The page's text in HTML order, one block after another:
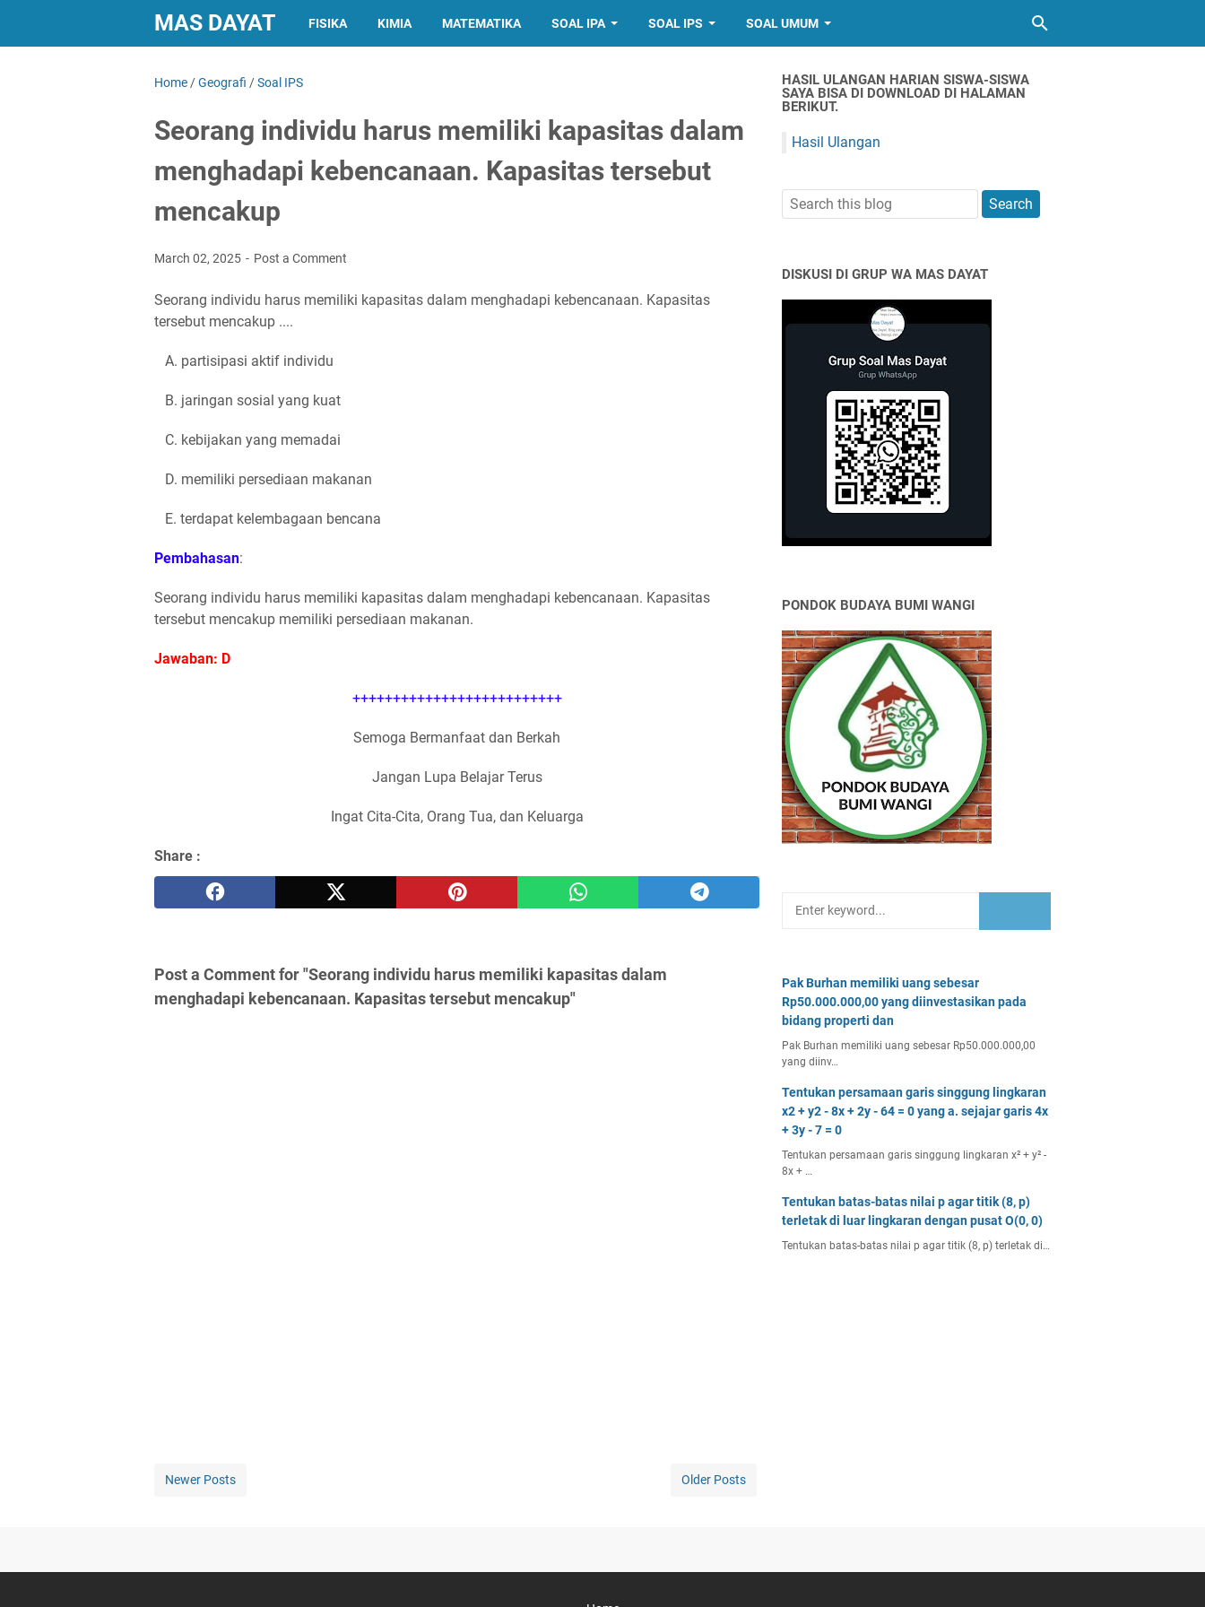
MAS DAYAT FISIKA KIMIA MATEMATIKA SOAL IPA SOAL IPS SOAL UMUM
Home /Geografi /Soal IPS
Seorang individu harus memiliki kapasitas dalam
menghadapi kebencanaan. Kapasitas tersebut
mencakup
March 02, 2025 Post a Comment
Seorang individu harus memiliki kapasitas dalam menghadapi kebencanaan. Kapasitas
tersebut mencakup ....
A. partisipasi aktif individu
B. jaringan sosial yang kuat
C. kebijakan yang memadai
D. memiliki persediaan makanan
E. terdapat kelembagaan bencana
Pembahasan:
Seorang individu harus memiliki kapasitas dalam menghadapi kebencanaan. Kapasitas
tersebut mencakup memiliki persediaan makanan.
Jawaban: D
++++++++++++++++++++++++++
Semoga Bermanfaat dan Berkah
Jangan Lupa Belajar Terus
Ingat Cita-Cita, Orang Tua, dan Keluarga
Share :
Post a Comment for "Seorang individu harus memiliki kapasitas dalam
menghadapi kebencanaan. Kapasitas tersebut mencakup"
Newer Posts Older Posts
HASIL ULANGAN HARIAN SISWA-SISWA
SAYA BISA DI DOWNLOAD DI HALAMAN
BERIKUT.
Hasil Ulangan
DISKUSI DI GRUP WA MAS DAYAT
PONDOK BUDAYA BUMI WANGI
Pak Burhan memiliki uang sebesar
Rp50.000.000,00 yang diinvestasikan pada
bidang properti dan
Pak Burhan memiliki uang sebesar Rp50.000.000,00
yang diinv…
Tentukan persamaan garis singgung lingkaran
x2 + y2 - 8x + 2y - 64 = 0 yang a. sejajar garis 4x
+ 3y - 7 = 0
Tentukan persamaan garis singgung lingkaran x² + y² -
8x + …
Tentukan batas-batas nilai p agar titik (8, p)
terletak di luar lingkaran dengan pusat O(0, 0)
Tentukan batas-batas nilai p agar titik (8, p) terletak di…